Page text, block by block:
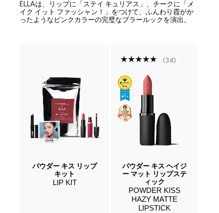
ELLAは、リップに「ステイ キュリアス」、チークに「メ
イク イット ファッシャン！」をつけて、ふんわり霞がか
ったようなピンクカラーの完璧なブラールックを演出。
パウダー キス リップ
キット
LIP KIT
34
パウダー キス ヘイジ
ー マット リップステ
ィック
POWDER KISS
HAZY MATTE
LIPSTICK